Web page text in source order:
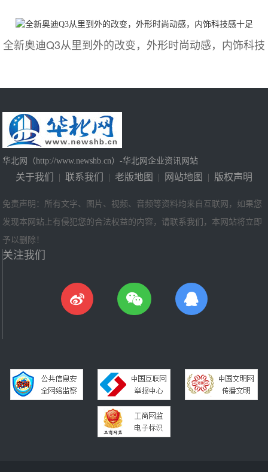
全新奥迪Q3从里到外的改变，外形时尚动感，内饰科技
华北网（http://www.newshb.cn）-华北网企业资讯网站
关于我们 | 联系我们 | 老版地图 | 网站地图 | 版权声明
免责声明：所有文字、图片、视频、音频等资料均来自互联网，如果您
发现本网站上有侵犯您的合法权益的内容，请联系我们，本网站将立即
予以删除！
关注我们